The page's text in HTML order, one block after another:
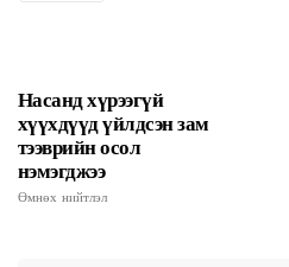
Насанд хүрээгүй
хүүхдүүд үйлдсэн зам
тээврийн осол
нэмэгджээ
Өмнөх нийтлэл